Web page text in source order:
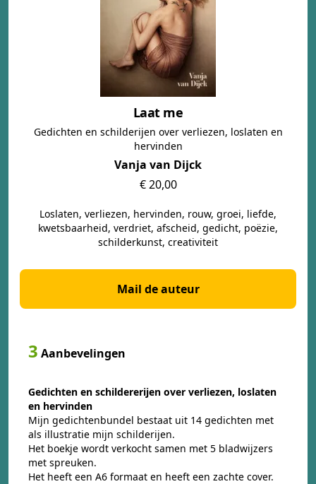
Laat me
Gedichten en schilderijen over verliezen, loslaten en
hervinden
Vanja van Dijck
€ 20,00
Loslaten, verliezen, hervinden, rouw, groei, liefde,
kwetsbaarheid, verdriet, afscheid, gedicht, poëzie,
schilderkunst, creativiteit
Mail de auteur
3 Aanbevelingen
Gedichten en schildererijen over verliezen, loslaten
en hervinden
Mijn gedichtenbundel bestaat uit 14 gedichten met
als illustratie mijn schilderijen.
Het boekje wordt verkocht samen met 5 bladwijzers
met spreuken.
Het heeft een A6 formaat en heeft een zachte cover.